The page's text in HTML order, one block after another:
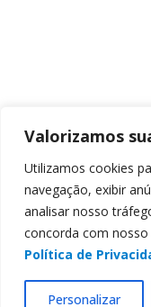
Valorizamos
Utilizamos cookies
navegação, exibir
analisar nosso
concorda com nosso
Política de
Personalizar